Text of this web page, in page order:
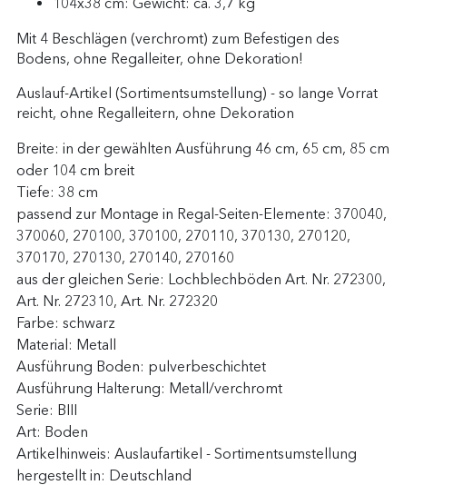
Mit 4 Beschlägen (verchromt) zum Befestigen des
Bodens, ohne Regalleiter, ohne Dekoration!
Auslauf-Artikel (Sortimentsumstellung) - so lange Vorrat
reicht, ohne Regalleitern, ohne Dekoration
Breite:in der gewählten Ausführung 46 cm, 65 cm, 85 cm
oder 104 cm breit
Tiefe:38 cm
passend zur Montage in Regal-Seiten-Elemente:370040,
370060, 270100, 370100, 270110, 370130, 270120,
370170, 270130, 270140, 270160
aus der gleichen Serie: Lochblechböden Art. Nr. 272300,
Art. Nr. 272310, Art. Nr. 272320
Farbe:schwarz
Material: Metall
Ausführung Boden: pulverbeschichtet
Ausführung Halterung: Metall/verchromt
Serie: BIII
Art: Boden
Artikelhinweis:Auslaufartikel - Sortimentsumstellung
hergestellt in: Deutschland